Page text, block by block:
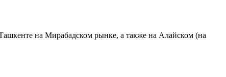
на Мирабадском рынке, а также на Алайском (на